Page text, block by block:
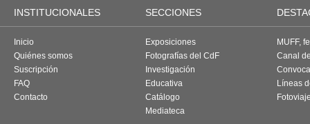
INSTITUCIONALES SECCIONES
Inicio
Quiénes somos
Suscripción
FAQ
Contacto
Exposiciones
Fotografías del CdF
Investigación
Educativa
Catálogo
Mediateca
MUFF,
Canal
Líneas